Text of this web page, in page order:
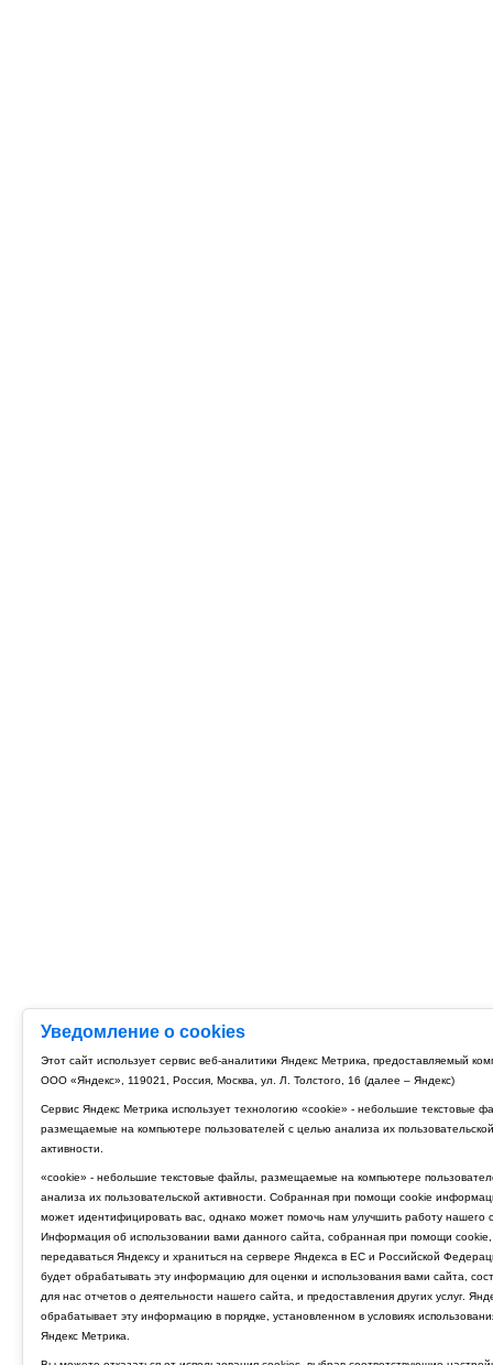
Уведомление о cookies
Этот сайт использует сервис веб-аналитики Яндекс Метрика, предоставляемый
ООО «Яндекс», 119021, Россия, Москва, ул. Л. Толстого, 16 (далее – Яндекс)
Сервис Яндекс Метрика использует технологию «cookie» - небольшие текстовые
размещаемые на компьютере пользователей с целью анализа их пользовательской
активности.
«cookie» - небольшие текстовые файлы, размещаемые на компьютере
анализа их пользовательской активности. Собранная при помощи cookie
может идентифицировать вас, однако может помочь нам улучшить работу нашего
Информация об использовании вами данного сайта, собранная при помощи cookie,
передаваться Яндексу и храниться на сервере Яндекса в ЕС и Российской
будет обрабатывать эту информацию для оценки и использования вами сайта,
для нас отчетов о деятельности нашего сайта, и предоставления других услуг.
обрабатывает эту информацию в порядке, установленном в условиях
Яндекс Метрика.